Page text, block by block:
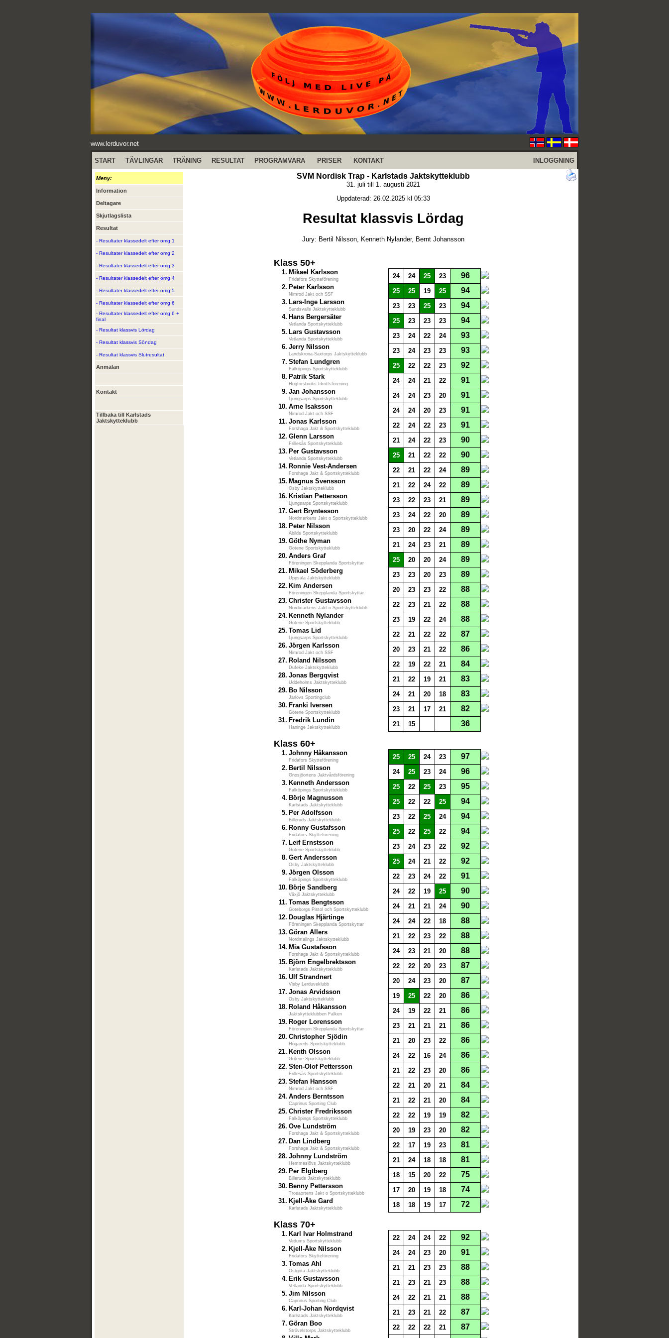
www.lerduvor.net
START TÄVLINGAR TRÄNING RESULTAT PROGRAMVARA PRISER KONTAKT INLOGGNING
Meny:
Information
Deltagare
Skjutlagslista
Resultat
- Resultater klassedelt efter omg 1
- Resultater klassedelt efter omg 2
- Resultater klassedelt efter omg 3
- Resultater klassedelt efter omg 4
- Resultater klassedelt efter omg 5
- Resultater klassedelt efter omg 6
- Resultater klassedelt efter omg 6 +
final
- Resultat klassvis Lördag
- Resultat klassvis Söndag
- Resultat klassvis Slutresultat
Anmälan
Kontakt
Tillbaka till Karlstads
Jaktskytteklubb
SVM Nordisk Trap - Karlstads Jaktskytteklubb
31. juli till 1. augusti 2021
Uppdaterad: 26.02.2025 kl 05:33
Resultat klassvis Lördag
Jury: Bertil Nilsson, Kenneth Nylander, Bernt Johansson
Klass 50+
1. Mikael Karlsson
Fridafors Skytteförening 24 24 25 23 96
2. Peter Karlsson
Nimrod Jakt och SSF 25 25 19 25 94
3. Lars-Inge Larsson
Sundsvalls Jaktskytteklubb 23 23 25 23 94
4. Hans Bergersäter
Vetlanda Sportskytteklubb 25 23 23 23 94
5. Lars Gustavsson
Vetlanda Sportskytteklubb 23 24 22 24 93
6. Jerry Nilsson
Landskrona-Saxtorps Jaktskytteklubb 23 24 23 23 93
7. Stefan Lundgren
Falköpings Sportskytteklubb 25 22 22 23 92
8. Patrik Stark
Högforsbruks Idrottsförening 24 24 21 22 91
9. Jan Johansson
Ljungsarps Sportskytteklubb 24 24 23 20 91
10. Arne Isaksson
Nimrod Jakt och SSF 24 24 20 23 91
11. Jonas Karlsson
Forshaga Jakt & Sportskytteklubb 22 24 22 23 91
12. Glenn Larsson
Frillesås Sportskytteklubb 21 24 22 23 90
13. Per Gustavsson
Vetlanda Sportskytteklubb 25 21 22 22 90
14. Ronnie Vest-Andersen
Forshaga Jakt & Sportskytteklubb 22 21 22 24 89
15. Magnus Svensson
Osby Jaktskytteklubb 21 22 24 22 89
16. Kristian Pettersson
Ljungsarps Sportskytteklubb 23 22 23 21 89
17. Gert Bryntesson
Nordmarkens Jakt o Sportskytteklubb 23 24 22 20 89
18. Peter Nilsson
Abilds Sportskytteklubb 23 20 22 24 89
19. Göthe Nyman
Götene Sportskytteklubb 21 24 23 21 89
20. Anders Graf
Föreningen Skepplanda Sportskyttar 25 20 20 24 89
21. Mikael Söderberg
Uppsala Jaktskytteklubb 23 23 20 23 89
22. Kim Andersen
Föreningen Skepplanda Sportskyttar 20 23 23 22 88
23. Christer Gustavsson
Nordmarkens Jakt o Sportskytteklubb 22 23 21 22 88
24. Kenneth Nylander
Götene Sportskytteklubb 23 19 22 24 88
25. Tomas Lid
Ljungsarps Sportskytteklubb 22 21 22 22 87
26. Jörgen Karlsson
Nimrod Jakt och SSF 20 23 21 22 86
27. Roland Nilsson
Dufeke Jaktskytteklubb 22 19 22 21 84
28. Jonas Bergqvist
Uddeholms Jaktskytteklubb 21 22 19 21 83
29. Bo Nilsson
Järlövs Sportingclub 24 21 20 18 83
30. Franki Iversen
Götene Sportskytteklubb 23 21 17 21 82
31. Fredrik Lundin
Haninge Jaktskytteklubb 21 15 36
Klass 60+
1. Johnny Håkansson
Fridafors Skytteförening 25 25 24 23 97
2. Bertil Nilsson
Gnosjöortens Jaktvårdsförening 24 25 23 24 96
3. Kenneth Andersson
Falköpings Sportskytteklubb 25 22 25 23 95
4. Börje Magnusson
Karlstads Jaktskytteklubb 25 22 22 25 94
5. Per Adolfsson
Billeruds Jaktskytteklubb 23 22 25 24 94
6. Ronny Gustafsson
Fridafors Skytteförening 25 22 25 22 94
7. Leif Ernstsson
Götene Sportskytteklubb 23 24 23 22 92
8. Gert Andersson
Osby Jaktskytteklubb 25 24 21 22 92
9. Jörgen Olsson
Falköpings Sportskytteklubb 22 23 24 22 91
10. Börje Sandberg
Växjö Jaktskytteklubb 24 22 19 25 90
11. Tomas Bengtsson
Göteborgs Pistol och Sportskytteklubb 24 21 21 24 90
12. Douglas Hjärtinge
Föreningen Skepplanda Sportskyttar 24 24 22 18 88
13. Göran Allers
Nordmalings Jaktskytteklubb 21 22 23 22 88
14. Mia Gustafsson
Forshaga Jakt & Sportskytteklubb 24 23 21 20 88
15. Björn Engelbrektsson
Karlstads Jaktskytteklubb 22 22 20 23 87
16. Ulf Strandnert
Visby Lerduveklubb 20 24 23 20 87
17. Jonas Arvidsson
Osby Jaktskytteklubb 19 25 22 20 86
18. Roland Håkansson
Jaktskytteklubben Falken 24 19 22 21 86
19. Roger Lorensson
Föreningen Skepplanda Sportskyttar 23 21 21 21 86
20. Christopher Sjödin
Högareds Sportskytteklubb 21 20 23 22 86
21. Kenth Olsson
Götene Sportskytteklubb 24 22 16 24 86
22. Sten-Olof Pettersson
Frillesås Sportskytteklubb 21 22 23 20 86
23. Stefan Hansson
Nimrod Jakt och SSF 22 21 20 21 84
24. Anders Berntsson
Caprinus Sporting Club 21 22 21 20 84
25. Christer Fredriksson
Falköpings Sportskytteklubb 22 22 19 19 82
26. Ove Lundström
Forshaga Jakt & Sportskytteklubb 20 19 23 20 82
27. Dan Lindberg
Forshaga Jakt & Sportskytteklubb 22 17 19 23 81
28. Johnny Lundström
Hemmeslövs Jaktskytteklubb 21 24 18 18 81
29. Per Elgtberg
Billeruds Jaktskytteklubb 18 15 20 22 75
30. Benny Pettersson
Trosaortens Jakt o Sportskytteklubb 17 20 19 18 74
31. Kjell-Åke Gard
Karlstads Jaktskytteklubb 18 18 19 17 72
Klass 70+
1. Karl Ivar Holmstrand
Vedums Sportskytteklubb 22 24 24 22 92
2. Kjell-Åke Nilsson
Fridafors Skytteförening 24 24 23 20 91
3. Tomas Ahl
Östgöta Jaktskytteklubb 21 21 23 23 88
4. Erik Gustavsson
Vetlanda Sportskytteklubb 21 23 21 23 88
5. Jim Nilsson
Caprinus Sporting Club 24 22 21 21 88
6. Karl-Johan Nordqvist
Karlstads Jaktskytteklubb 21 23 21 22 87
7. Göran Boo
Strövelstorps Jaktskytteklubb 22 22 22 21 87